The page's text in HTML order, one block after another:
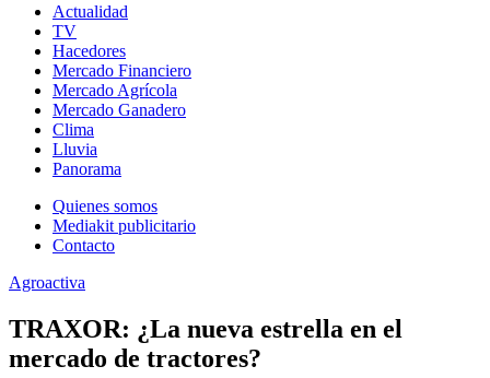
Actualidad
TV
Hacedores
Mercado Financiero
Mercado Agrícola
Mercado Ganadero
Clima
Lluvia
Panorama
Quienes somos
Mediakit publicitario
Contacto
Agroactiva
TRAXOR: ¿La nueva estrella en el
mercado de tractores?